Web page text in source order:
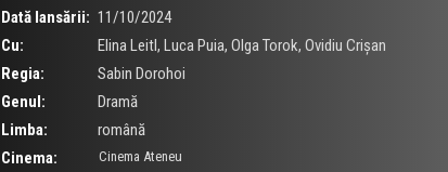
Dată lansării: 11/10/2024
Cu:
Elina Leitl, Luca Puia, Olga Torok, Ovidiu Crișan
Regia:
Sabin Dorohoi
Genul:
Dramă
Limba:
română
Cinema:
Cinema Ateneu